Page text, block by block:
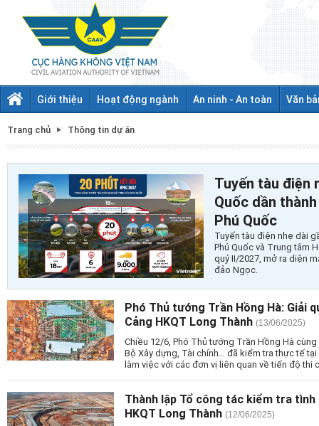
Giới thiệu Hoạt động ngành An ninh - An toàn Văn
Trang chủ Thông tin dự án
Tuyến tàu điện
Quốc dần
Phú Quốc
Tuyến tàu điện nhẹ dài
Phú Quốc và Trung tâm
quý II/2027, mở ra diện
đảo Ngọc.
Phó Thủ tướng Trần Hồng Hà: Giải
Cảng HKQT Long Thành (13/06/2025)
Chiều 12/6, Phó Thủ tướng Trần Hồng Hà
Bộ Xây dựng, Tài chính… đã kiểm tra thực tế
làm việc với các đơn vị liên quan về tiến độ thi
Thành lập Tổ công tác kiểm tra
HKQT Long Thành (12/06/2025)